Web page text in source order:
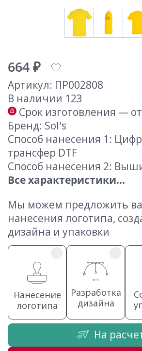
664 ₽
Артикул: ПР002808
В наличии 123
Срок изготовления —
Бренд: Sol's
Способ нанесения 1:
трансфер DTF
Способ нанесения 2:
Все характеристики...
Мы можем предложить
нанесения логотипа,
дизайна и упаковки
Нанесение
логотипа
Разработка
дизайна
На